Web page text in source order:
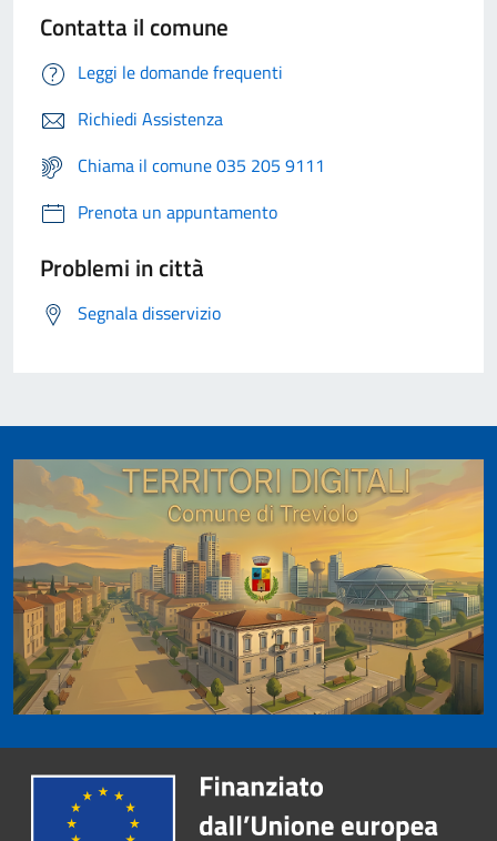
Contatta il comune
Leggi le domande frequenti
Richiedi Assistenza
Chiama il comune 035 205 9111
Prenota un appuntamento
Problemi in città
Segnala disservizio